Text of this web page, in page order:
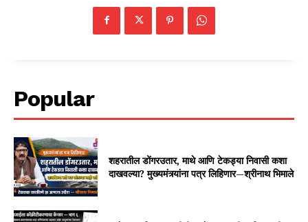
Popular
शहरातील डोंगरउतार, माथे आणि टेकड्या निवासी कशा
दाखवल्या? मुख्यमंत्र्यांना पत्र लिहिणार—श्रीनाथ भिमाले